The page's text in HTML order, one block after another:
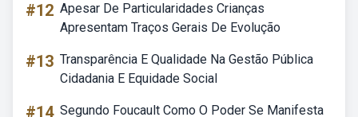
#12 Apesar De Particularidades Crianças
Apresentam Traços Gerais De Evolução
#13 Transparência E Qualidade Na Gestão Pública
Cidadania E Equidade Social
#14 Segundo Foucault Como O Poder Se Manifesta